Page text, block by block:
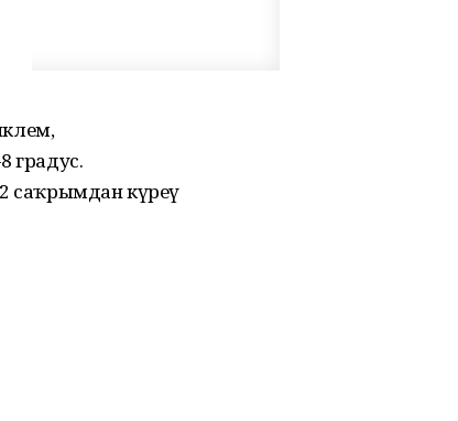
градус.
саҡрымдан күреү